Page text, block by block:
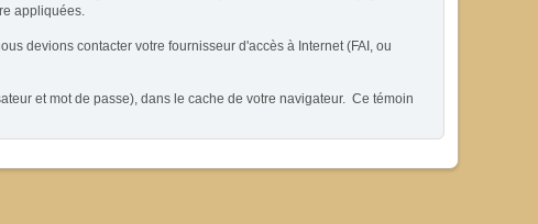
appliquées.
devions contacter votre fournisseur d'accès à Internet (FAI, ou
et mot de passe), dans le cache de votre navigateur. Ce témoin